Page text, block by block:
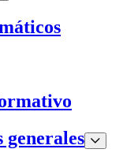
generales